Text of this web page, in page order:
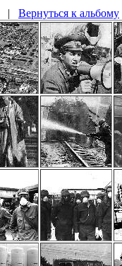
| Вернуться к альбому